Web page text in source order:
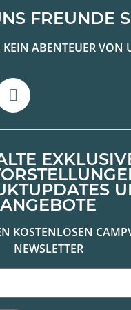
FREUNDE
KEIN ABENTEUER VON
ANGEBOTE
KOSTENLOSEN
NEWSLETTER